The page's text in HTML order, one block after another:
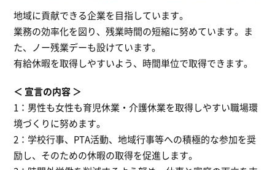
地域に貢献できる企業を目指しています。
業務の効率化を図り、残業時間の短縮に努めています。ま
た、ノー残業デーも設けています。
有給休暇を取得しやすいよう、時間単位で取得できます。
宣言の内容
1：男性も女性も育児休業・介護休業を取得しやすい職場環
境づくりに努めます。
2：学校行事、PTA活動、地域行事等への積極的な参加を奨
励し、そのための休暇の取得を促進します。